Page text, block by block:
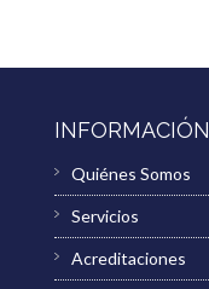
INFORMACIÓN
Quiénes Somos
Servicios
Acreditaciones